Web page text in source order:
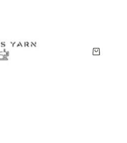
Shopping